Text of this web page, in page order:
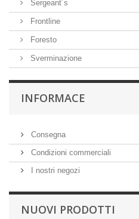
Sergeant´s
Frontline
Foresto
Sverminazione
INFORMACE
Consegna
Condizioni commerciali
I nostri negozi
NUOVI PRODOTTI